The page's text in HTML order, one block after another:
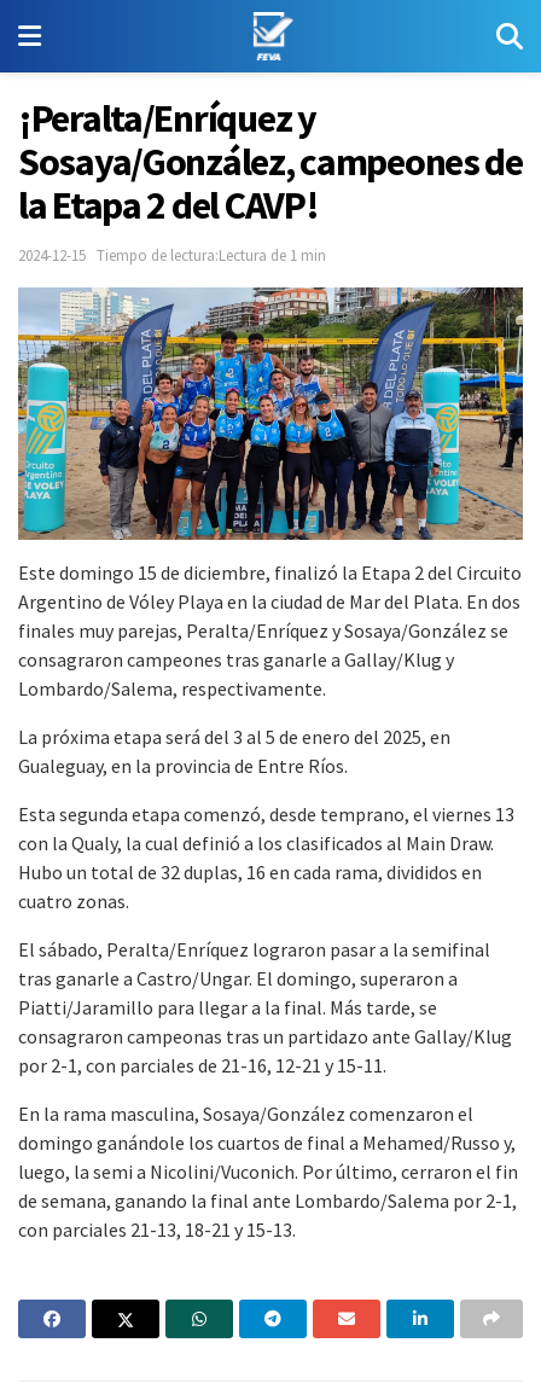
¡Peralta/Enríquez y
Sosaya/González, campeones de
la Etapa 2 del CAVP!
2024-12-15 Tiempo de lectura:Lectura de 1 min
Este domingo 15 de diciembre, finalizó la Etapa 2 del Circuito
Argentino de Vóley Playa en la ciudad de Mar del Plata. En dos
finales muy parejas, Peralta/Enríquez y Sosaya/González se
consagraron campeones tras ganarle a Gallay/Klug y
Lombardo/Salema, respectivamente.
La próxima etapa será del 3 al 5 de enero del 2025, en
Gualeguay, en la provincia de Entre Ríos.
Esta segunda etapa comenzó, desde temprano, el viernes 13
con la Qualy, la cual definió a los clasificados al Main Draw.
Hubo un total de 32 duplas, 16 en cada rama, divididos en
cuatro zonas.
El sábado, Peralta/Enríquez lograron pasar a la semifinal
tras ganarle a Castro/Ungar. El domingo, superaron a
Piatti/Jaramillo para llegar a la final. Más tarde, se
consagraron campeonas tras un partidazo ante Gallay/Klug
por 2-1, con parciales de 21-16, 12-21 y 15-11.
En la rama masculina, Sosaya/González comenzaron el
domingo ganándole los cuartos de final a Mehamed/Russo y,
luego, la semi a Nicolini/Vuconich. Por último, cerraron el fin
de semana, ganando la final ante Lombardo/Salema por 2-1,
con parciales 21-13, 18-21 y 15-13.